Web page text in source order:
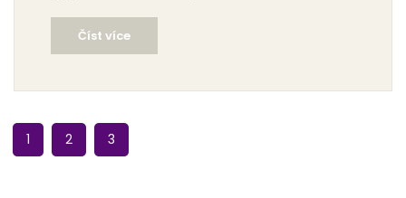
Číst více
1 2 3